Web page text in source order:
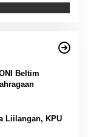
Beltim
Liilangan, KPU